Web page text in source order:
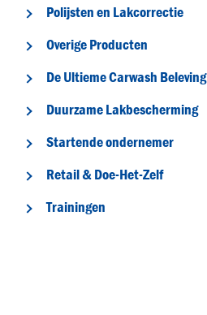
Polijsten en Lakcorrectie
Overige Producten
De Ultieme Carwash Beleving
Duurzame Lakbescherming
Startende ondernemer
Retail & Doe-Het-Zelf
Trainingen